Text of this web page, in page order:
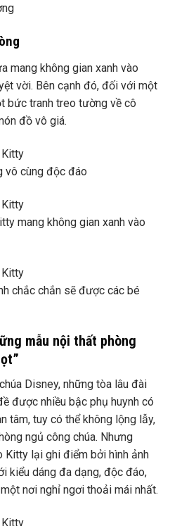
mang không gian xanh vào
vời. Bên cạnh đó, đối với một
bức tranh treo tường về cô
đồ vô giá.
vô cùng độc đáo
mang không gian xanh vào
chắc chắn sẽ được các bé
mẫu nội thất phòng
Disney, những tòa lâu đài
được nhiều bậc phụ huynh có
tâm, tuy có thể không lộng lẫy,
ngủ công chúa. Nhưng
Kitty lại ghi điểm bởi hình ảnh
kiểu dáng đa dạng, độc đáo,
nơi nghỉ ngơi thoải mái nhất.